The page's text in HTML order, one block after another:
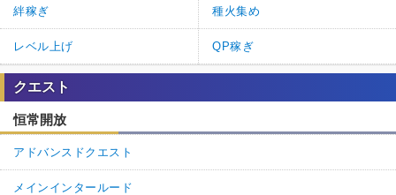
絆稼ぎ 種火集め
レベル上げ QP稼ぎ
クエスト
恒常開放
アドバンスドクエスト
メインインタールード